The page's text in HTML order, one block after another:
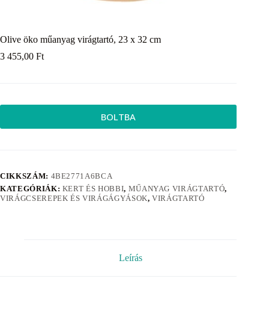
Olive öko műanyag virágtartó, 23 x 32 cm
3 455,00 Ft
BOLTBA
CIKKSZÁM: 4BE2771A6BCA
KATEGÓRIÁK: KERT ÉS HOBBI, MŰANYAG VIRÁGTARTÓ,
VIRÁGCSEREPEK ÉS VIRÁGÁGYÁSOK,VIRÁGTARTÓ
Leírás